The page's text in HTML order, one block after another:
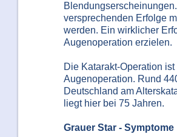
versprechenden Erfolge
werden. Ein wirklicher
Augenoperation erzielen.
Die Katarakt-Operation
Augenoperation. Rund
Deutschland am
liegt hier bei 75 Jahren.
Grauer Star - Symptome